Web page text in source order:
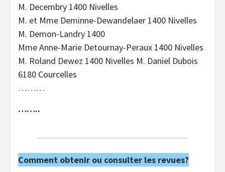
M. Decembry 1400 Nivelles
M. et Mme Deminne-Dewandelaer 1400 Nivelles
M. Demon-Landry 1400
Mme Anne-Marie Detournay-Peraux 1400 Nivelles
M. Roland Dewez 1400 Nivelles M. Daniel Dubois
6180 Courcelles
………
……..
Comment obtenir ou consulter les revues?